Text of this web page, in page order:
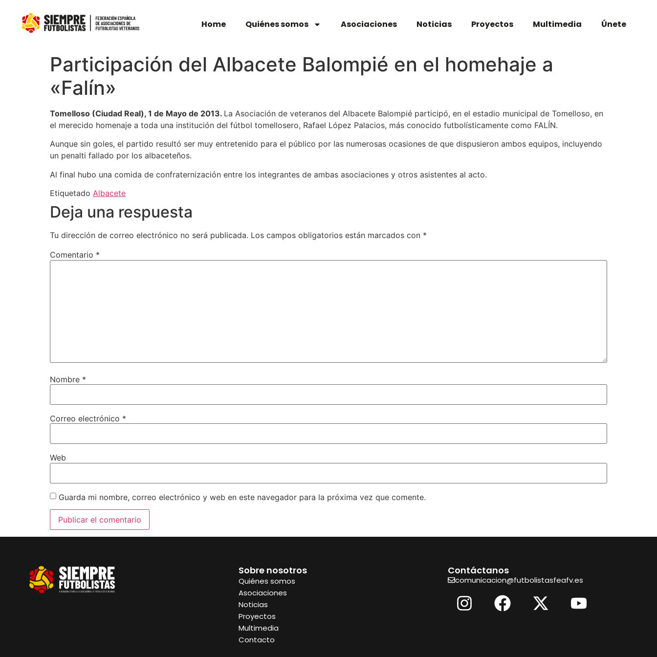
Home Quiénes somos Asociaciones Noticias Proyectos Multimedia Únete
Participación del Albacete Balompié en el homehaje a
«Falín»
Tomelloso (Ciudad Real), 1 de Mayo de 2013. La Asociación de veteranos del Albacete Balompié participó, en el estadio municipal de Tomelloso, en
el merecido homenaje a toda una institución del fútbol tomellosero, Rafael López Palacios, más conocido futbolísticamente como FALÍN.
Aunque sin goles, el partido resultó ser muy entretenido para el público por las numerosas ocasiones de que dispusieron ambos equipos, incluyendo
un penalti fallado por los albaceteños.
Al final hubo una comida de confraternización entre los integrantes de ambas asociaciones y otros asistentes al acto.
Etiquetado Albacete
Deja una respuesta
Tu dirección de correo electrónico no será publicada. Los campos obligatorios están marcados con *
Comentario *
Nombre *
Correo electrónico *
Web
Guarda mi nombre, correo electrónico y web en este navegador para la próxima vez que comente.
Sobre nosotros
Quiénes somos
Asociaciones
Noticias
Proyectos
Multimedia
Contacto
Contáctanos
comunicacion@futbolistasfeafv.es